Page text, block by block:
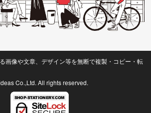
画像や文章、デザイン等を無断で複製・コピー・転
Co.,Ltd. All rights reserved.